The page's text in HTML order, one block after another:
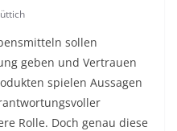
sollen
geben und Vertrauen
spielen Aussagen
Rolle. Doch genau diese